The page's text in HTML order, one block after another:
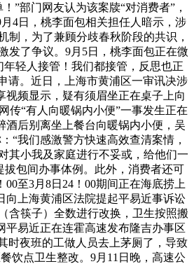
”部门网友认为该案牍“对消费者”，
4日，桃李面包相关担任人暗示，涉
，为了兼顾分歧春秋阶段的共识，
发了争议。9月5日，桃李面包正在微
轻人接管！我们都接管，反思也正
请。近日，上海市黄浦区一审讯决涉
视频显示，疑有须眉坐正在桌子上向
传“有人向暖锅内小便”一事发生正在
酒后别离坐上餐台向暖锅内小便，吴
“我们感激警方快速高效查清案情，
其小我及家庭进行不妥或，给他们一
包间办事体例。此外，消费者还可
至3月8日24！00期间正在海底捞上
向上海黄浦区法院提起平易近事诉讼
含筷子）全数进行改换，卫生按照搬
易近正在连霍高速发布隆吉办事区
时夜班的工做人员去上茅厕了，导致
饮点卫生整改。9月11日晚，高速公